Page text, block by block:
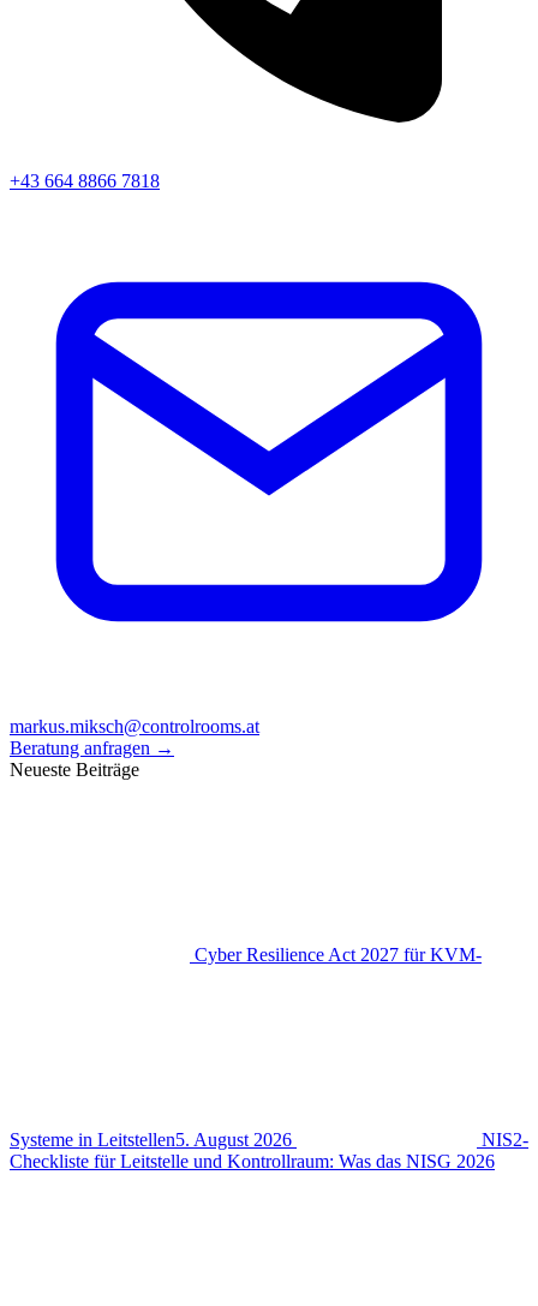
+43 664 8866 7818
markus.miksch@controlrooms.at
Beratung anfragen →
Neueste Beiträge
Cyber Resilience Act 2027 für KVM-
Systeme in Leitstellen5. August 2026
NIS2-
Checkliste für Leitstelle und Kontrollraum: Was das NISG 2026